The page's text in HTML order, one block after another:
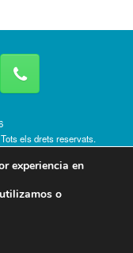
els drets reservats.
experiencia en
o